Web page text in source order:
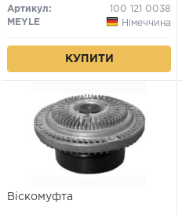
Артикул:
100 121 0038
MEYLE
Німеччина
КУПИТИ
Вiскомуфта